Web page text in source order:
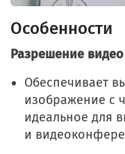
Особенности
Разрешение видео
Обеспечивает
изображение с
идеальное для
и